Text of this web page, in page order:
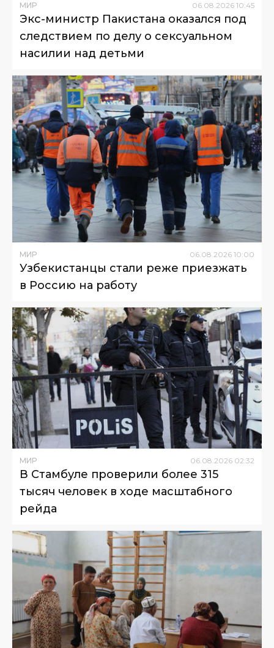
МИР 06 08 2026 10:45
Экс-министр Пакистана оказался под
следствием по делу о сексуальном
насилии над детьми
МИР 06.08.2026 10:00
Узбекистанцы стали реже приезжать
в Россию на работу
МИР 06 08 2026 02:32
В Стамбуле проверили более 315
тысяч человек в ходе масштабного
рейда